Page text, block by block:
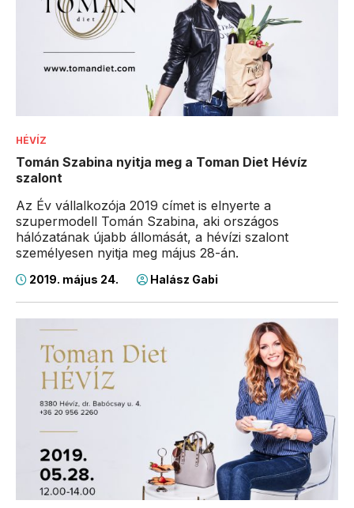
HÉVÍZ
Tomán Szabina nyitja meg a Toman Diet Hévíz
szalont
Az Év vállalkozója 2019 címet is elnyerte a
szupermodell Tomán Szabina, aki országos
hálózatának újabb állomását, a hévízi szalont
személyesen nyitja meg május 28-án.
2019. május 24. Halász Gabi